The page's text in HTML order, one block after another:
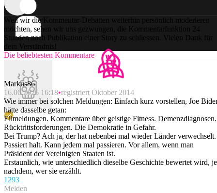
Weil wir die Kommentar-Debatten weiterhin persönlich moderieren
möchten, sehen wir uns gezwungen, die Kommentarfunktion 24
Stunden nach Publikation einer Story zu schliessen. Vielen Dank für
dein Verständnis!
Die beliebtesten Kommentare
Markus86
16.06.2026 16:18 registriert Oktober 2014
Wie immer bei solchen Meldungen: Einfach kurz vorstellen, Joe
hätte dasselbe getan:
Eilmeldungen. Kommentare über geistige Fitness. Demenzdiagnosen.
Rücktrittsforderungen. Die Demokratie in Gefahr.
Bei Trump? Ach ja, der hat nebenbei mal wieder Länder verwechselt.
Passiert halt. Kann jedem mal passieren. Vor allem, wenn man
Präsident der Vereinigten Staaten ist.
Erstaunlich, wie unterschiedlich dieselbe Geschichte bewertet wird, je
nachdem, wer sie erzählt.
1293
Melden